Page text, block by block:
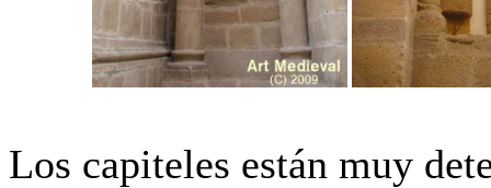
Los capiteles están muy